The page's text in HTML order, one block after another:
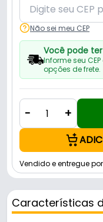
Não sei meu CEP
Você pode
Informe seu
opções de frete.
- +
Vendido e entregue por
Características